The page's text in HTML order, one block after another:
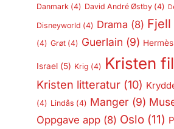
Danmark(4) David André Østby(4)
Disneyworld (4) Drama (8) Fjell
(4) Grøt(4) Guerlain (9) Hermès
Israel(5) Krig (4) Kristen
Kristen litteratur(10)
(4) Lindås (4) Manger(9)
Oppgave app(8) Oslo(11)